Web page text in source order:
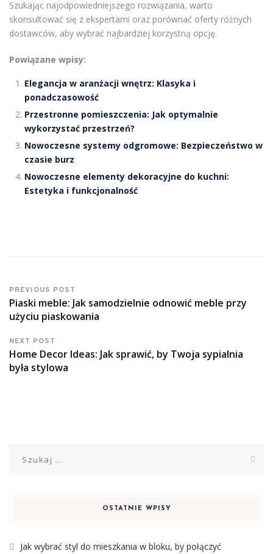
Szukając najodpowiedniejszego rozwiązania, warto
skonsultować się z ekspertami oraz porównać oferty różnych
dostawców, aby wybrać najbardziej korzystną opcję.
Powiązane wpisy:
Elegancja w aranżacji wnętrz: Klasyka i
ponadczasowość
Przestronne pomieszczenia: Jak optymalnie
wykorzystać przestrzeń?
Nowoczesne systemy odgromowe: Bezpieczeństwo w
czasie burz
Nowoczesne elementy dekoracyjne do kuchni:
Estetyka i funkcjonalność
PREVIOUS POST
Piaski meble: Jak samodzielnie odnowić meble przy
użyciu piaskowania
NEXT POST
Home Decor Ideas: Jak sprawić, by Twoja sypialnia
była stylowa
OSTATNIE WPISY
Jak wybrać styl do mieszkania w bloku, by połączyć